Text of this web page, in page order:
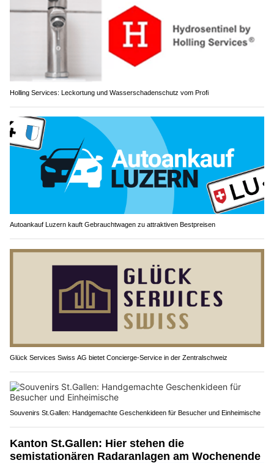
Holling Services: Leckortung und Wasserschadenschutz vom Profi
Autoankauf Luzern kauft Gebrauchtwagen zu attraktiven Bestpreisen
Glück Services Swiss AG bietet Concierge-Service in der Zentralschweiz
Souvenirs St.Gallen: Handgemachte Geschenkideen für Besucher und Einheimische
Kanton St.Gallen: Hier stehen die
semistationären Radaranlagen am Wochenende